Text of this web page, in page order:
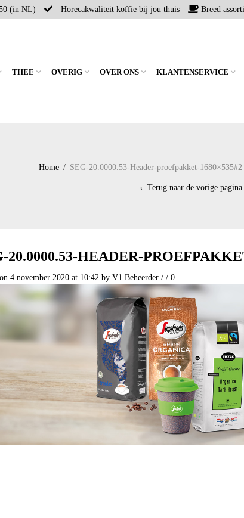
(in NL) Horecakwaliteit koffie bij jou thuis Breed
THEE OVERIG OVER ONS KLANTENSERVICE
Home / SEG-20.0000.53-Header-proefpakket-1680×535#2
Terug naar de vorige pagina
20.0000.53-HEADER-
4 november 2020 at 10:42 by V1 Beheerder/ / 0